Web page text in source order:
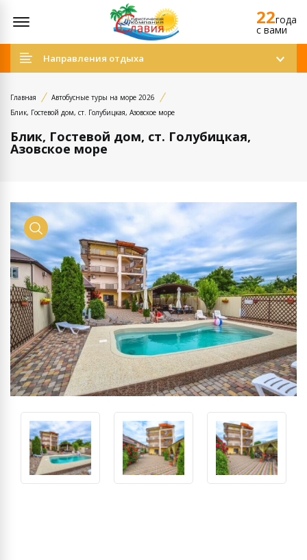
22года
c вами
Направления отдыха
Главная
Автобусные туры на море 2026
Блик, Гостевой дом, ст. Голубицкая, Азовское море
Блик, Гостевой дом, ст. Голубицкая,
Азовское море
Просмотр